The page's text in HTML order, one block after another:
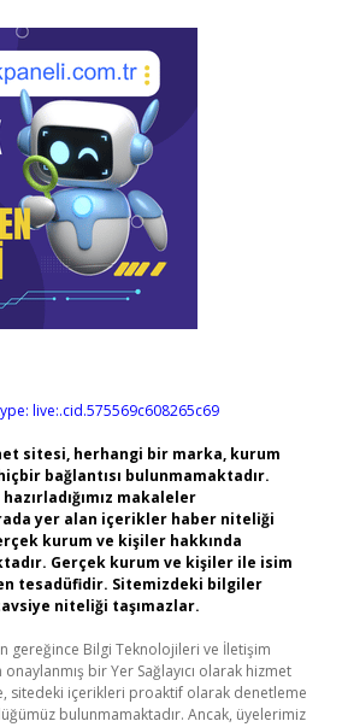
live:.cid.575569c608265c69
sitesi, herhangi bir marka, kurum
bağlantısı bulunmamaktadır.
makaleler
yer alan içerikler haber niteliği
kurum ve kişiler hakkında
Gerçek kurum ve kişiler ile isim
tesadüfidir. Sitemizdeki bilgiler
niteliği taşımazlar.
gereğince Bilgi Teknolojileri ve İletişim
bir Yer Sağlayıcı olarak hizmet
sitedeki içerikleri proaktif olarak denetleme
bulunmamaktadır. Ancak, üyelerimiz